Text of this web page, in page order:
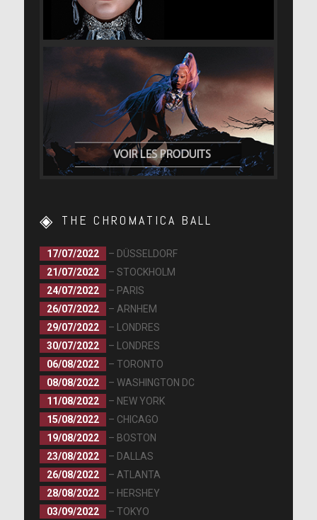
THE CHROMATICA BALL
17/07/2022
– DÜSSELDORF
21/07/2022
– STOCKHOLM
24/07/2022
– PARIS
26/07/2022
– ARNHEM
29/07/2022
– LONDRES
30/07/2022
– LONDRES
06/08/2022
– TORONTO
08/08/2022
– WASHINGTON DC
11/08/2022
– NEW YORK
15/08/2022
– CHICAGO
19/08/2022
– BOSTON
23/08/2022
– DALLAS
26/08/2022
– ATLANTA
28/08/2022
– HERSHEY
03/09/2022
– TOKYO